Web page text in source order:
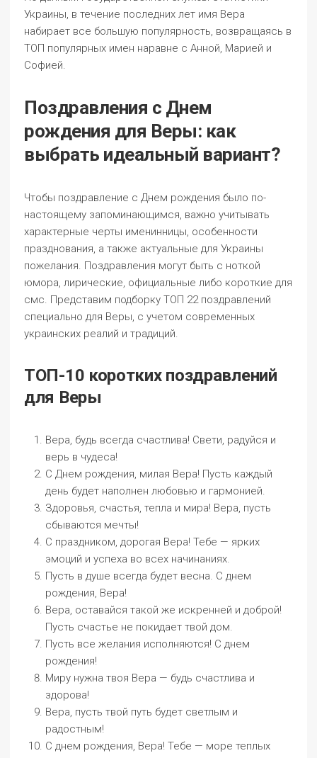
Украины, в течение последних лет имя Вера
набирает все большую популярность, возвращаясь в
ТОП популярных имен наравне с Анной, Марией и
Софией.
Поздравления с Днем
рождения для Веры: как
выбрать идеальный вариант?
Чтобы поздравление с Днем рождения было по-
настоящему запоминающимся, важно учитывать
характерные черты именинницы, особенности
празднования, а также актуальные для Украины
пожелания. Поздравления могут быть с ноткой
юмора, лирические, официальные либо короткие для
смс. Представим подборку ТОП 22 поздравлений
специально для Веры, с учетом современных
украинских реалий и традиций.
ТОП-10 коротких поздравлений
для Веры
Вера, будь всегда счастлива! Свети, радуйся и
верь в чудеса!
С Днем рождения, милая Вера! Пусть каждый
день будет наполнен любовью и гармонией.
Здоровья, счастья, тепла и мира! Вера, пусть
сбываются мечты!
С праздником, дорогая Вера! Тебе — ярких
эмоций и успеха во всех начинаниях.
Пусть в душе всегда будет весна. С днем
рождения, Вера!
Вера, оставайся такой же искренней и доброй!
Пусть счастье не покидает твой дом.
Пусть все желания исполняются! С днем
рождения!
Миру нужна твоя Вера — будь счастлива и
здорова!
Вера, пусть твой путь будет светлым и
радостным!
С днем рождения, Вера! Тебе — море теплых